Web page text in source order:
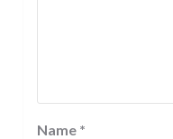
Name *